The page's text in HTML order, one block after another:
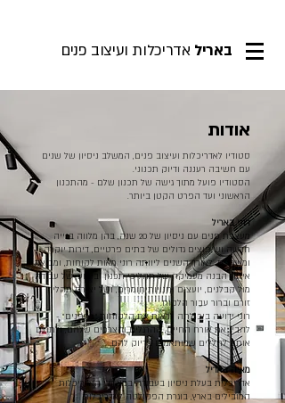
באריל אדריכלות ועיצוב פנים
אודות
סטודיו לאדריכלות ועיצוב פנים, המשלב ניסיון של שנים
עם חשיבה רעננה ודיוק תכנוני.
הסטודיו פועל מתוך גישה של תכנון שלם - מהתכנון
הראשוני ועד הפרט הקטן ביותר.
רוני באריל
מעצבת פנים עם ניסיון של 20 שנה, בהן מלווה בנייה
חדשה ושיפוצים גדולים של בתים פרטיים, דירות יוקרה
ומשרדים. לאורך השנים ליוותה רוני מאות לקוחות, ומביאה
איתה הבנה מעמיקה של תהליכי תכנון וביצוע, של עבודה
מול קבלנים, יועצים וחנויות חומרים, ושל יצירת תהליך
זורם וברור עבור הלקוח.
רוני ידועה ביכולתה לראות את הלקוחות “מבפנים” -
להבין את אורח החיים, ההרגלים והצרכים שלהם, ולתרגם
אותם לחללים שמותאמים בדיוק להם.
מאיה באריל
אדריכלית בעלת ניסיון בעבודה במשרדי האדריכלות
המובילים בארץ, בוגרת הפקולטה לאדריכלות